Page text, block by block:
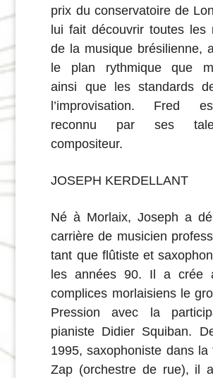
prix du conservatoire de
lui fait découvrir toutes les
de la musique brésilienne,
le plan rythmique que
ainsi que les standards
l’improvisation. Fred
reconnu par ses
compositeur.
JOSEPH KERDELLANT
Né à Morlaix, Joseph a
carrière de musicien
tant que flûtiste et
les années 90. Il a crée
complices morlaisiens le
Pression avec la
pianiste Didier Squiban.
1995, saxophoniste dans la
Zap (orchestre de rue), il